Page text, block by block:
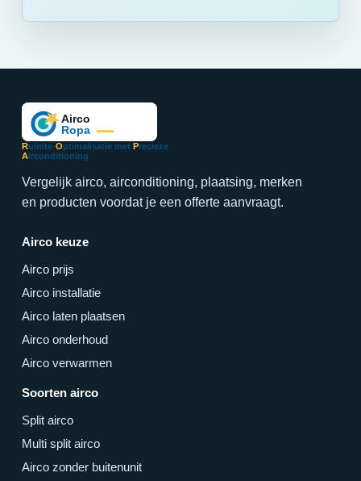
Ruimte-Optimalisatie met Precieze
Airconditioning
Vergelijk airco, airconditioning, plaatsing, merken
en producten voordat je een offerte aanvraagt.
Airco keuze
Airco prijs
Airco installatie
Airco laten plaatsen
Airco onderhoud
Airco verwarmen
Soorten airco
Split airco
Multi split airco
Airco zonder buitenunit